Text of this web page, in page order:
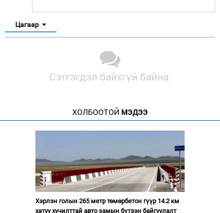
Цагаар
Сэтгэгдэл байхгүй байна.
ХОЛБООТОЙ МЭДЭЭ
Хэрлэн голын 265 метр төмөрбетон гүүр 14.2 км
хатуу хучилттай авто замын бүтээн байгуулалт